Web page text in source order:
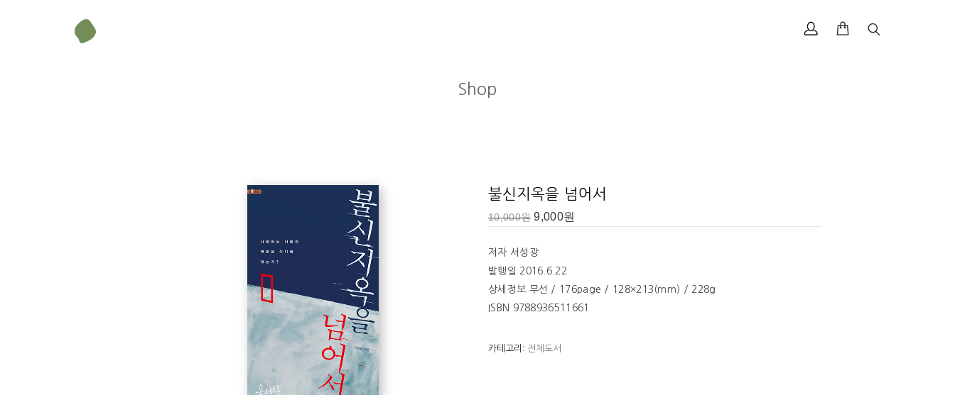
Shop
불신지옥을 넘어서
10,000원 9,000원
저자 서성광
발행일 2016.6.22
상세정보 무선 / 176page / 128×213(mm) / 228g
ISBN 9788936511661
카테고리: 전체도서
교역자로 10년 넘게 사역하면서 별 불협화음 없이 전통 교회에서 목회를 해왔다. 그러나 10대 이후부터 내면에서는 조국 교회
의 현실과 고통받는 인간에 대한 슬픔과 치열한 고민이 있었다. 이 책을 통해, 복음주의의 핵심 가치를 지키면서도 전통을 그
대로 답습할 수 없는 제안을 조국 교회에 던지고 싶었다. 2016년부터 분당구 이매동에 ‘영광의 교회’를 개척하여 사역하고 있